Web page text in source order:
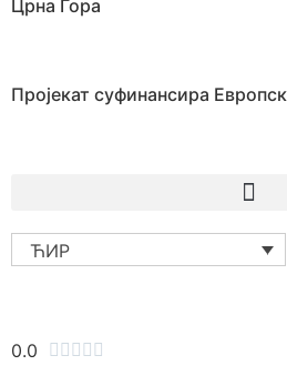
Црна Гора
Пројекат суфинансира
ЋИР
0.0     